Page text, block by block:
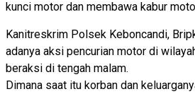
kunci motor dan membawa kabur
Kanitreskrim Polsek Keboncandi,
adanya aksi pencurian motor di
beraksi di tengah malam.
Dimana saat itu korban dan